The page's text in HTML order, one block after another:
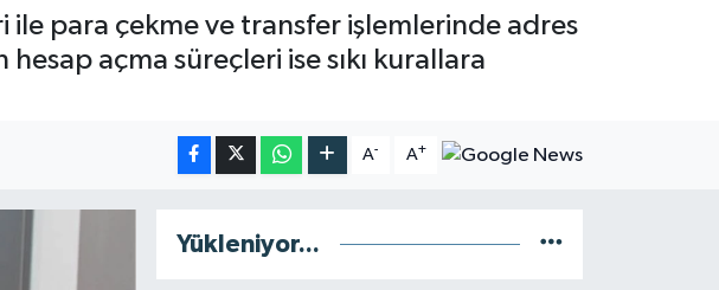
ile para çekme ve transfer işlemlerinde adres
açma süreçleri ise sıkı kurallara
A- A+
Yükleniyor...